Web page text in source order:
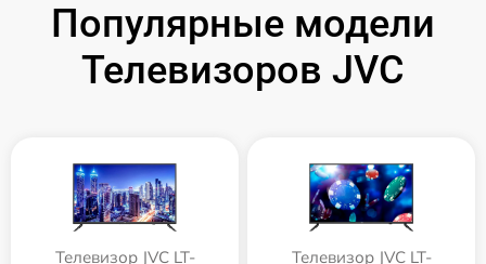
Популярные модели
Телевизоров JVC
Телевизор JVC LT-
Телевизор JVC LT-